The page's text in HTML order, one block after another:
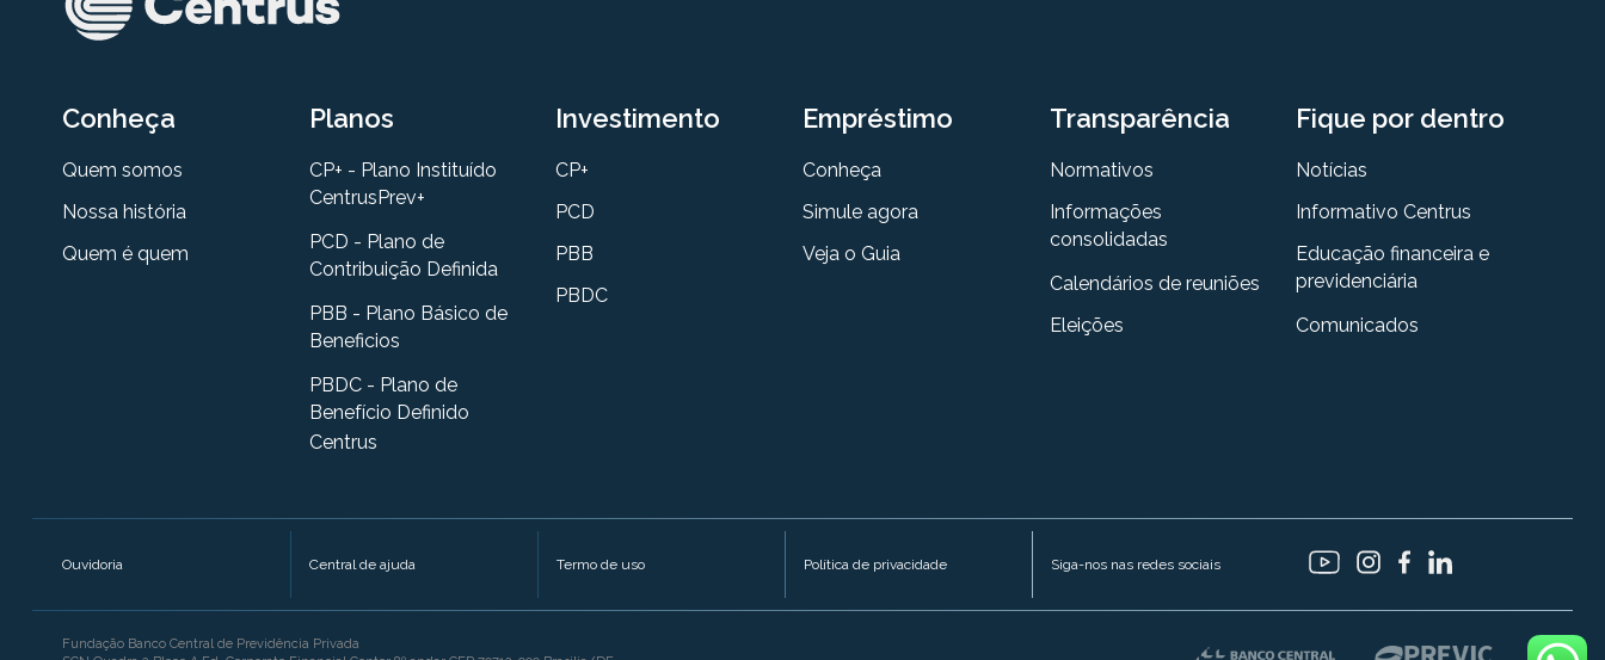
Conheça
Quem somos
Nossa história
Quem é quem
Planos
CP+ - Plano Instituído
CentrusPrev+
PCD - Plano de
Contribuição Definida
PBB - Plano Básico de
Beneficios
PBDC - Plano de
Benefício Definido
Centrus
Investimento
CP+
PCD
PBB
PBDC
Empréstimo
Conheça
Simule agora
Veja o Guia
Transparência
Normativos
Informações
consolidadas
Calendários de reuniões
Eleições
Fique por dentro
Notícias
Informativo Centrus
Educação financeira e
previdenciária
Comunicados
Ouvidoria Central de ajuda Termo de uso Política de privacidade Siga-nos nas redes sociais
Fundação Banco Central de Previdência Privada